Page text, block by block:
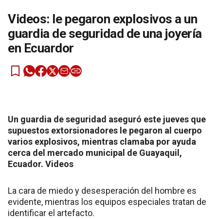
Videos: le pegaron explosivos a un
guardia de seguridad de una joyería
en Ecuardor
Un guardia de seguridad aseguró este jueves que
supuestos extorsionadores le pegaron al cuerpo
varios explosivos, mientras clamaba por ayuda
cerca del mercado municipal de Guayaquil,
Ecuador. Videos
La cara de miedo y desesperación del hombre es
evidente, mientras los equipos especiales tratan de
identificar el artefacto.